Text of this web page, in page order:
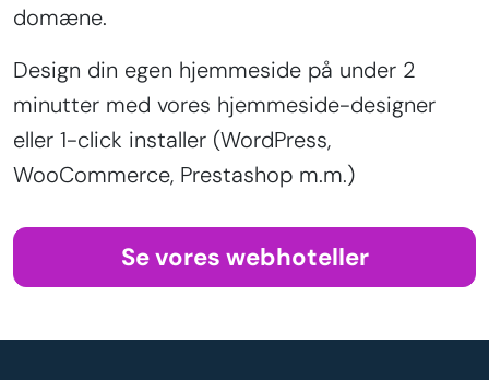
domæne.
Design din egen hjemmeside på under 2
minutter med vores hjemmeside-designer
eller 1-click installer (WordPress,
WooCommerce, Prestashop m.m.)
Se vores webhoteller